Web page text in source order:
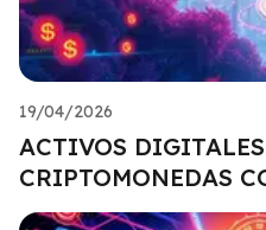
19/04/2026
ACTIVOS
CRIPTOMONEDAS